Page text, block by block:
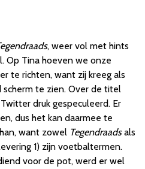
, weer vol met hints
Op Tina hoeven we onze
te richten, want zij kreeg als
te zien. Over de titel
druk gespeculeerd. Er
dus het kan daarmee te
want zowel Tegendraadsals
1) zijn voetbaltermen.
voor de pot, werd er wel